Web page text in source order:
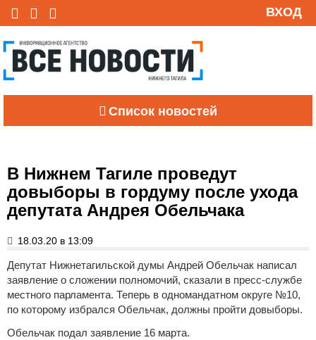
ВХОД
Список новостей
В Нижнем Тагиле проведут
довыборы в гордуму после ухода
депутата Андрея Обельчака
18.03.20 в 13:09
Депутат Нижнетагильской думы Андрей Обельчак написал
заявление о сложении полномочий, сказали в пресс-службе
местного парламента. Теперь в одномандатном округе №10,
по которому избрался Обельчак, должны пройти довыборы.
Обельчак подал заявление 16 марта.